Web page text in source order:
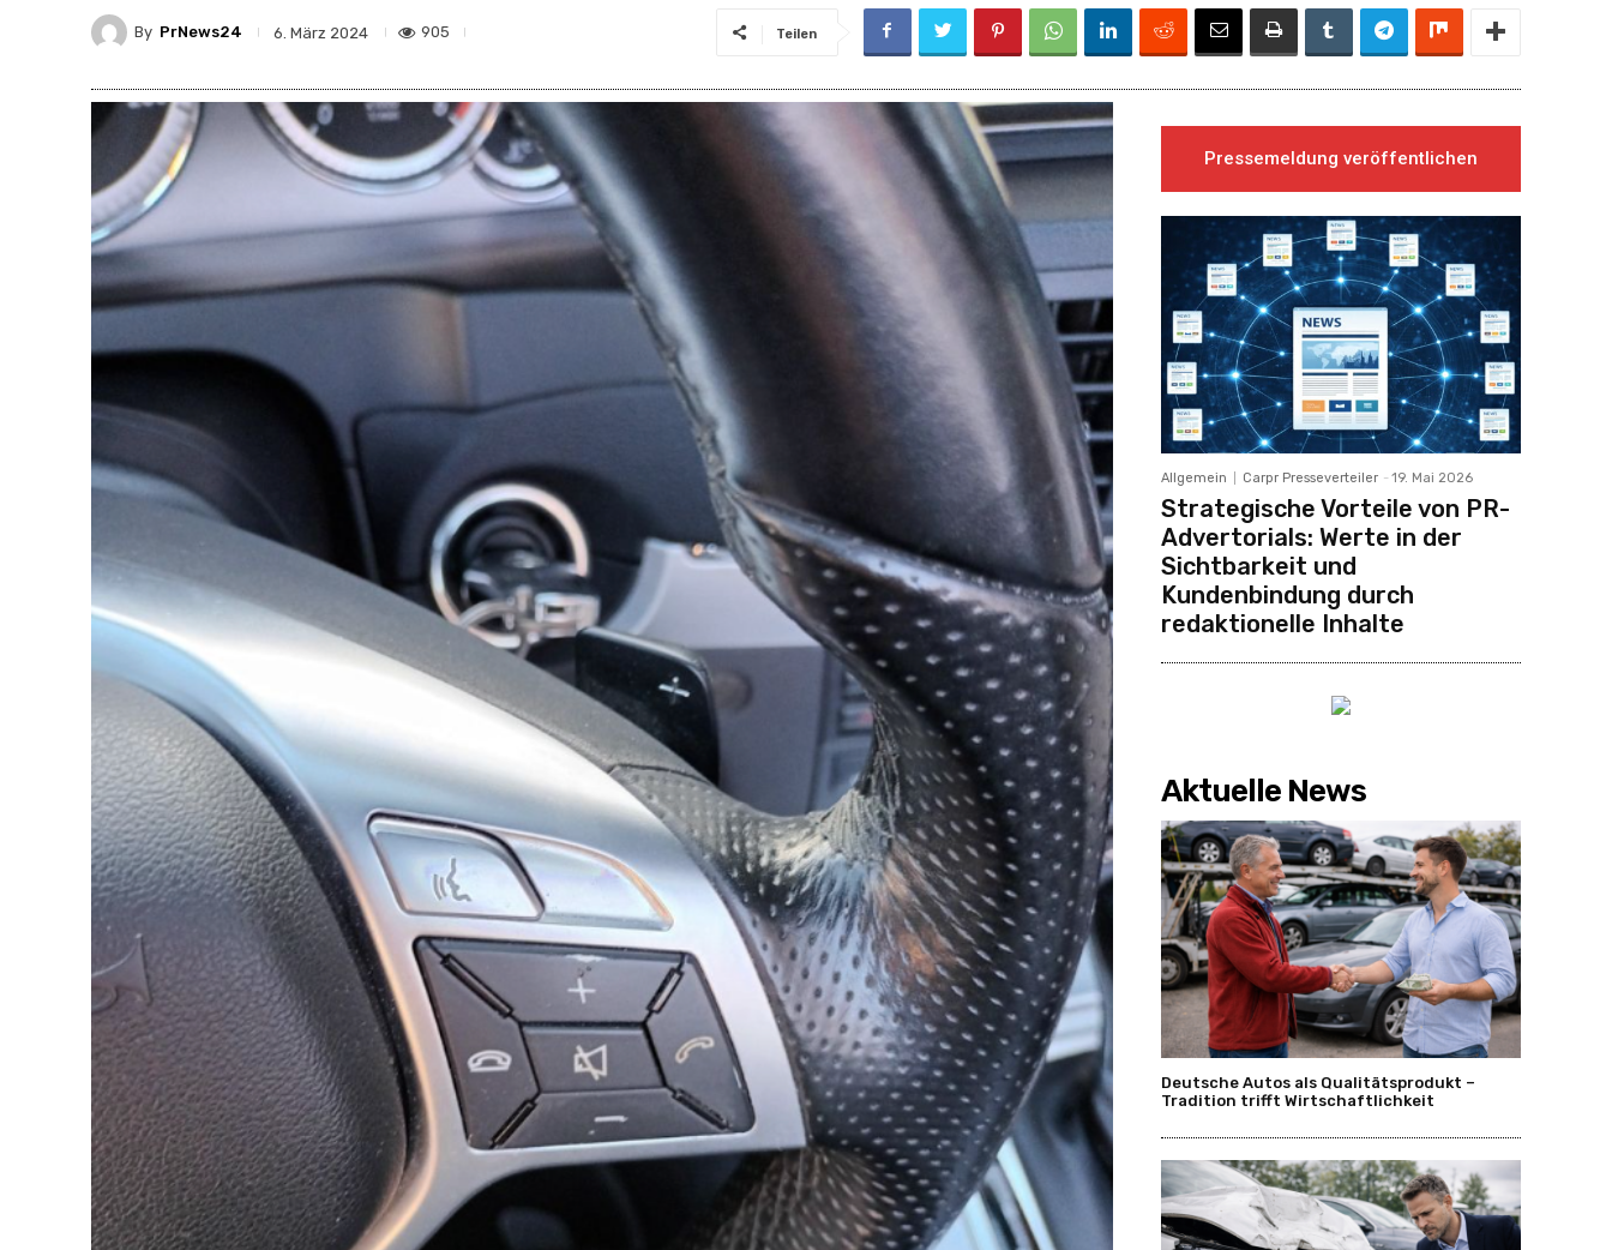
By PrNews24 6. März 2024 905 Teilen
Pressemeldung veröffentlichen
Allgemein Carpr Presseverteiler - 19. Mai 2026
Strategische Vorteile von PR-
Advertorials: Werte in der
Sichtbarkeit und
Kundenbindung durch
redaktionelle Inhalte
Aktuelle News
Deutsche Autos als Qualitätsprodukt –
Tradition trifft Wirtschaftlichkeit